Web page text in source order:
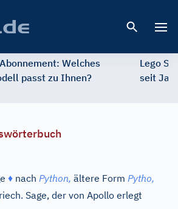
Welches
passt zu Ihnen?
Lego
seit
♦ nach Python, ältere Form Pytho,
Sage, der von Apollo erlegt